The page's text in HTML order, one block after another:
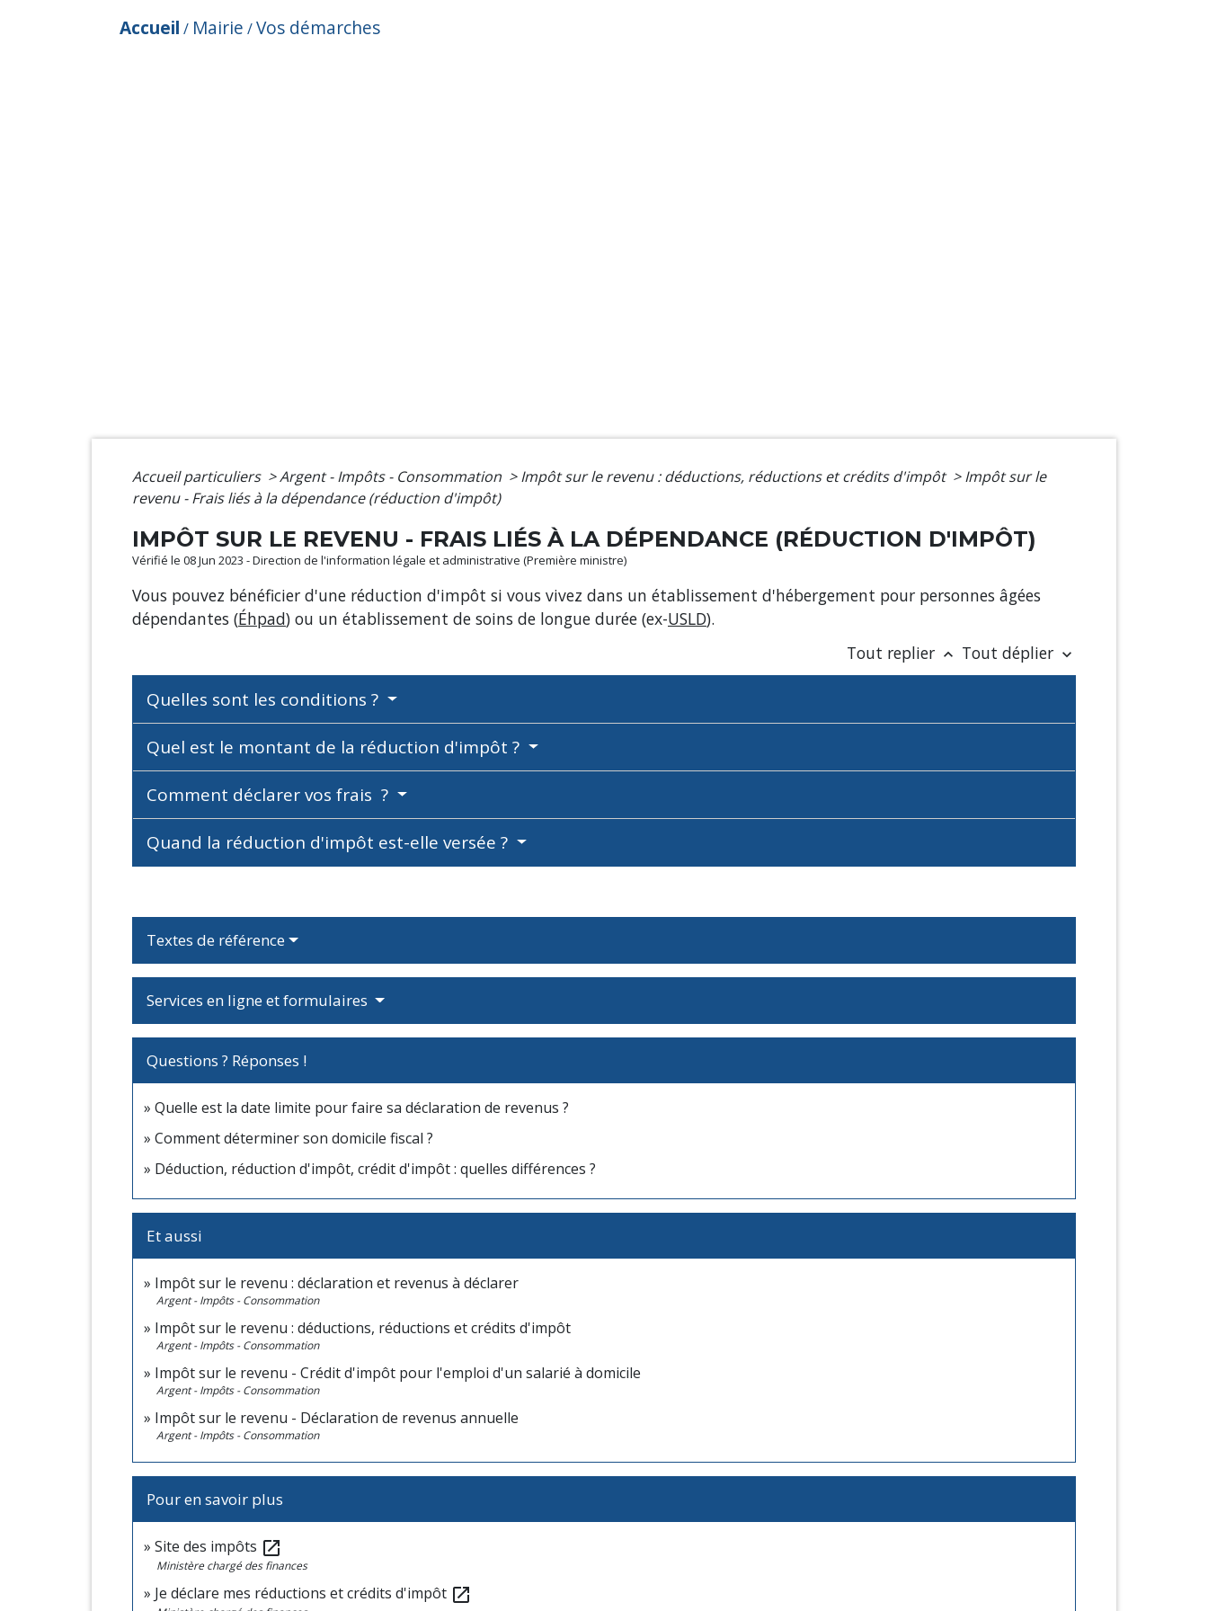
Accueil / Mairie /Vos démarches
Accueil particuliers >Argent - Impôts - Consommation > Impôt sur le revenu : déductions, réductions et crédits d'impôt > Impôt sur le
revenu - Frais liés à la dépendance (réduction d'impôt)
IMPÔT SUR LE REVENU - FRAIS LIÉS À LA DÉPENDANCE (RÉDUCTION D'IMPÔT)
Vérifié le 08 Jun 2023 - Direction de l'information légale et administrative (Première ministre)
Vous pouvez bénéficier d'une réduction d'impôt si vous vivez dans un établissement d'hébergement pour personnes âgées
dépendantes (Éhpad) ou un établissement de soins de longue durée (ex-USLD).
Tout replier keyboard_arrow_up Tout déplier keyboard_arrow_down
Quelles sont les conditions ?
Quel est le montant de la réduction d'impôt ?
Comment déclarer vos frais ?
Quand la réduction d'impôt est-elle versée ?
Textes de référence
Services en ligne et formulaires
Questions ? Réponses !
Quelle est la date limite pour faire sa déclaration de revenus ?
Comment déterminer son domicile fiscal ?
Déduction, réduction d'impôt, crédit d'impôt : quelles différences ?
Et aussi
Impôt sur le revenu : déclaration et revenus à déclarer
Argent - Impôts - Consommation
Impôt sur le revenu : déductions, réductions et crédits d'impôt
Argent - Impôts - Consommation
Impôt sur le revenu - Crédit d'impôt pour l'emploi d'un salarié à domicile
Argent - Impôts - Consommation
Impôt sur le revenu - Déclaration de revenus annuelle
Argent - Impôts - Consommation
Pour en savoir plus
Site des impôts open_in_new
Ministère chargé des finances
Je déclare mes réductions et crédits d'impôt open_in_new